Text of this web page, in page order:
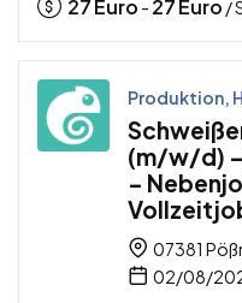
27Euro - 27Euro /
Produktion,
(m/w/d)
–
07381
02/08/